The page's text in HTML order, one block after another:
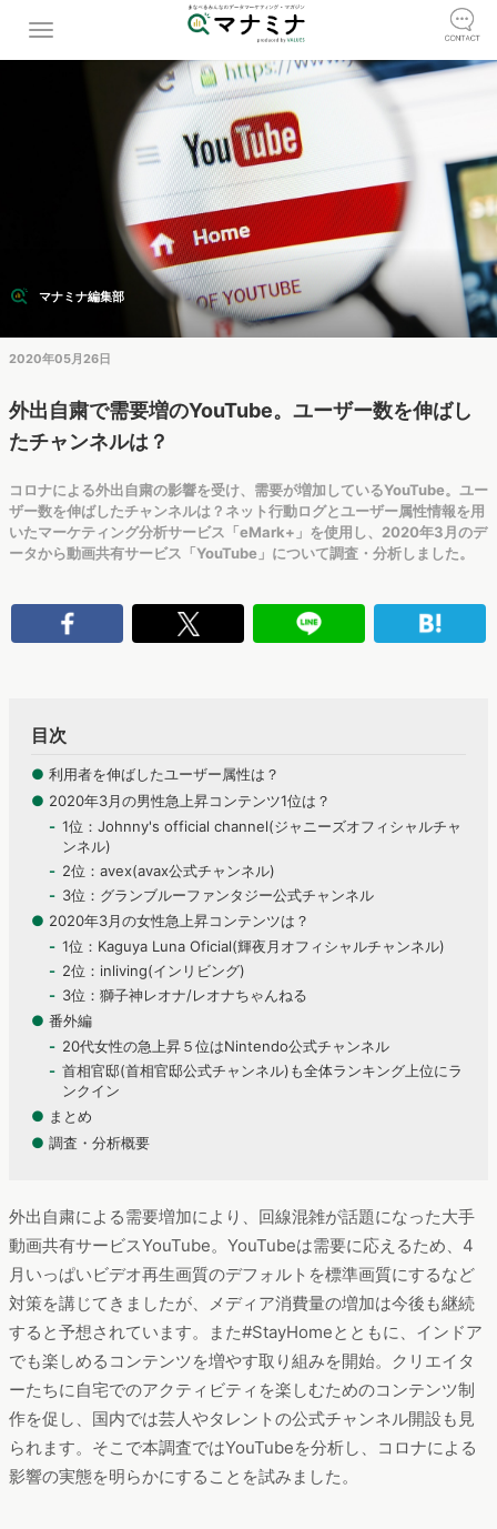
マナミナ編集部
2020年05月26日
外出自粛で需要増のYouTube。ユーザー数を伸ばし
たチャンネルは？
コロナによる外出自粛の影響を受け、需要が増加しているYouTube。ユー
ザー数を伸ばしたチャンネルは？ネット行動ログとユーザー属性情報を用
いたマーケティング分析サービス「eMark+」を使用し、2020年3月のデ
ータから動画共有サービス「YouTube」について調査・分析しました。
目次
● 利用者を伸ばしたユーザー属性は？
● 2020年3月の男性急上昇コンテンツ1位は？
1位：Johnny's official channel(ジャニーズオフィシャルチャ
ンネル)
2位：avex(avax公式チャンネル)
3位：グランブルーファンタジー公式チャンネル
● 2020年3月の女性急上昇コンテンツは？
1位：Kaguya Luna Oficial(輝夜月オフィシャルチャンネル)
2位：inliving(インリビング)
3位：獅子神レオナ/レオナちゃんねる
● 番外編
20代女性の急上昇５位はNintendo公式チャンネル
首相官邸(首相官邸公式チャンネル)も全体ランキング上位にラ
ンクイン
● まとめ
● 調査・分析概要
外出自粛による需要増加により、回線混雑が話題になった大手
動画共有サービスYouTube。YouTubeは需要に応えるため、4
月いっぱいビデオ再生画質のデフォルトを標準画質にするなど
対策を講じてきましたが、メディア消費量の増加は今後も継続
すると予想されています。また#StayHomeとともに、インドア
でも楽しめるコンテンツを増やす取り組みを開始。クリエイタ
ーたちに自宅でのアクティビティを楽しむためのコンテンツ制
作を促し、国内では芸人やタレントの公式チャンネル開設も見
られます。そこで本調査ではYouTubeを分析し、コロナによる
影響の実態を明らかにすることを試みました。